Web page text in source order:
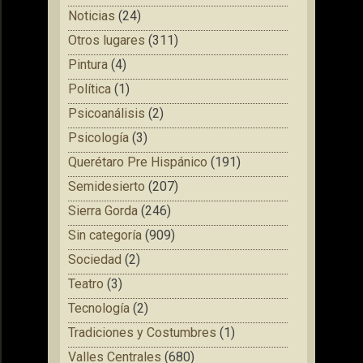
Noticias (24)
Otros lugares (311)
Pintura (4)
Política (1)
Psicoanálisis (2)
Psicología (3)
Querétaro Pre Hispánico (191)
Semidesierto (207)
Sierra Gorda (246)
Sin categoría (909)
Sociedad (2)
Teatro (3)
Tecnología (2)
Tradiciones y Costumbres (1)
Valles Centrales (680)